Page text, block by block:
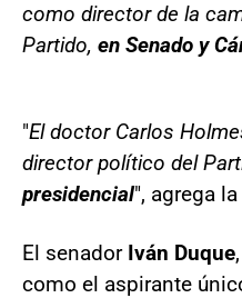
como director de la
Partido, en Senado y
"El doctor Carlos
director político del
presidencial", agrega
El senador Iván Duque
como el aspirante